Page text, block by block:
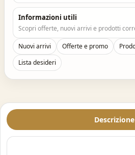
Informazioni utili
Scopri offerte, nuovi arrivi e prodotti
Nuovi arrivi Offerte e promo
Lista desideri
Descrizione